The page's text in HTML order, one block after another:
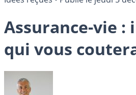
Assurance-vie :
qui vous